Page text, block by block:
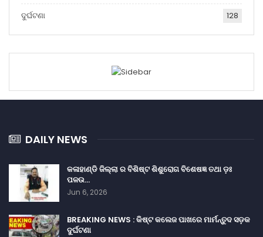
ଦୁର୍ଘଟଣା 128
DAILY NEWS
କଳାହାଣ୍ଡି ଜିଲ୍ଲା ର ବିଶିଷ୍ଟ ଶିଶୁରୋଗ ବିଶେଷଜ୍ଞ ତଥା ଡ଼ଃ
ପଳଉ…
Jun 6, 2026
BREAKING NEWS : କିଷ୍ଟ କଲେଜ ପାଖରେ ମାର୍ମନ୍ତୁଦ ସଡ଼କ
ଦୁର୍ଘଟଣା